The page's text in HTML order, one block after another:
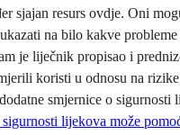
sjajan resurs ovdje. Oni
na bilo kakve probleme
je liječnik propisao i
koristi u odnosu na rizike
smjernice o sigurnosti
lijekova može